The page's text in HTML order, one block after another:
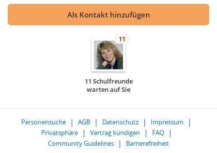
Als Kontakt hinzufügen
11
11 Schulfreunde
warten auf Sie
Personensuche AGB Datenschutz
Impressum
Privatsphäre
Vertrag kündigen
FAQ
Community Guidelines
Barrierefreiheit